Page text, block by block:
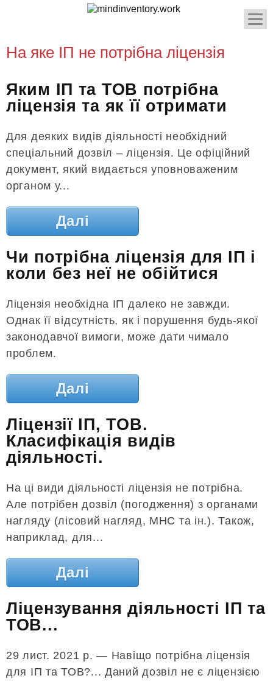
На яке ІП не потрібна ліцензія
Яким ІП та ТОВ потрібна
ліцензія та як її отримати
Для деяких видів діяльності необхідний
спеціальний дозвіл – ліцензія. Це офіційний
документ, який видається уповноваженим
органом у...
Далі
Чи потрібна ліцензія для ІП і
коли без неї не обійтися
Ліцензія необхідна ІП далеко не завжди.
Однак її відсутність, як і порушення будь-якої
законодавчої вимоги, може дати чимало
проблем.
Далі
Ліцензії ІП, ТОВ.
Класифікація видів
діяльності.
На ці види діяльності ліцензія не потрібна.
Але потрібен дозвіл (погодження) з органами
нагляду (лісовий нагляд, МНС та ін.). Також,
наприклад, для...
Далі
Ліцензування діяльності ІП та
ТОВ...
29 лист. 2021 р. — Навіщо потрібна ліцензія
для ІП та ТОВ?... Даний дозвіл не є ліцензією